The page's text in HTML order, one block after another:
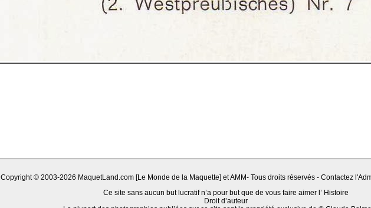
Copyright © 2003-2026 MaquetLand.com [Le Monde de la Maquette] et AMM- Tous droits réservés - Contactez
Ce site sans aucun but lucratif n’a pour but que de vous faire aimer l’ Histoire
Droit d’auteur